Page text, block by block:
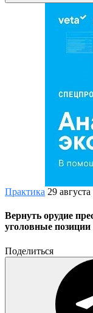
Практика 29
Вернуть орудие
уголовные
Поделиться